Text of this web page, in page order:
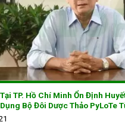
TP. Hồ Chí Minh Ổn Định
Bộ Đôi Dược Thảo PyLoTe